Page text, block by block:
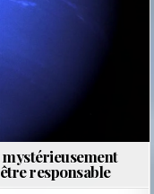
mystérieusement
responsable